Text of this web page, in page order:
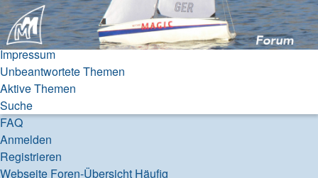
Micro Magic Forum
Deutschland
Zum Inhalt
Impressum
Unbeantwortete Themen
Aktive Themen
Suche
FAQ
Anmelden
Registrieren
Webseite Foren-Übersicht Häufig